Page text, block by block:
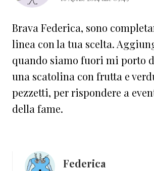
Brava Federica, sono
linea con la tua scelta.
quando siamo fuori mi porto
una scatolina con frutta e
pezzetti, per rispondere a
della fame.
Federica